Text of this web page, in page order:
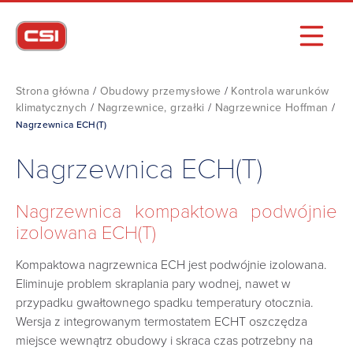
Strona główna / Obudowy przemysłowe / Kontrola warunków
klimatycznych / Nagrzewnice, grzałki / Nagrzewnice Hoffman /
Nagrzewnica ECH(T)
Nagrzewnica ECH(T)
Nagrzewnica kompaktowa podwójnie
izolowana ECH(T)
Kompaktowa nagrzewnica ECH jest podwójnie izolowana.
Eliminuje problem skraplania pary wodnej, nawet w
przypadku gwałtownego spadku temperatury otocznia.
Wersja z integrowanym termostatem ECHT oszczędza
miejsce wewnątrz obudowy i skraca czas potrzebny na